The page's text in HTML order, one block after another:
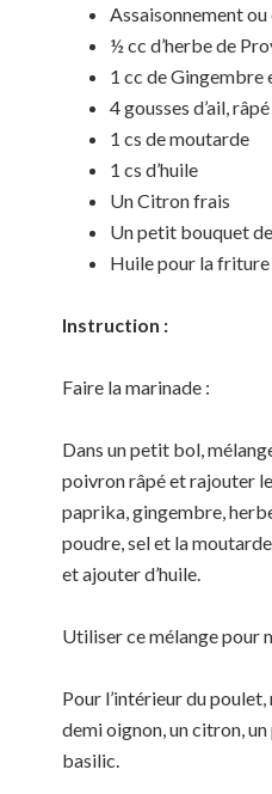
Assaisonnement
½ cc d’herbe de
1 cc de Gingembre
4 gousses d’ail, râpé
1 cs de moutarde
1 cs d’huile
Un Citron frais
Un petit bouquet
Huile pour la friture
Instruction :
Faire la marinade :
Dans un petit bol,
poivron râpé et rajouter
paprika, gingembre,
poudre, sel et la
et ajouter d’huile.
Utiliser ce mélange pour
Pour l’intérieur du
demi oignon, un citron,
basilic.